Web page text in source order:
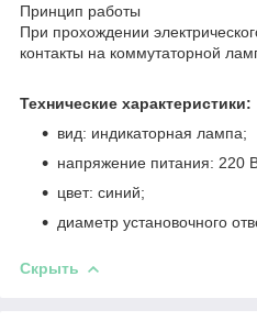
Принцип работы
При прохождении
контакты на коммутаторной
Технические характеристики:
вид: индикаторная лампа;
напряжение питания: 220
цвет: синий;
диаметр установочного
Скрыть